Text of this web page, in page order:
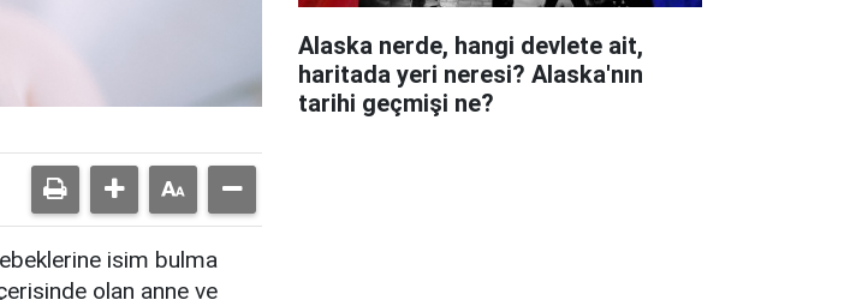
isim bulma
olan anne ve
Alaska nerde, hangi devlete ait,
haritada yeri neresi? Alaska'nın
tarihi geçmişi ne?